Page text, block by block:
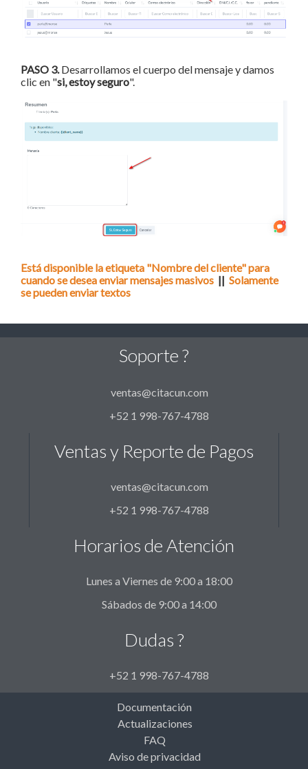
PASO 3.Desarrollamos el cuerpo del mensaje y damos
clic en "si, estoy seguro".
Está disponible la etiqueta "Nombre del cliente" para
cuando se desea enviar mensajes masivos || Solamente
se pueden enviar textos
Soporte ?
ventas@citacun.com
+52 1 998-767-4788
Ventas y Reporte de Pagos
ventas@citacun.com
+52 1 998-767-4788
Horarios de Atención
Lunes a Viernes de 9:00 a 18:00
Sábados de 9:00 a 14:00
Dudas ?
+52 1 998-767-4788
Documentación
Actualizaciones
FAQ
Aviso de privacidad